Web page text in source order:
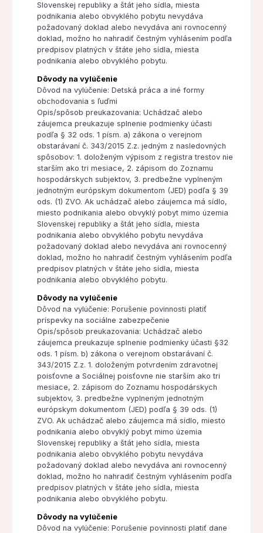
Slovenskej republiky a štát jeho sídla, miesta
podnikania alebo obvyklého pobytu nevydáva
požadovaný doklad alebo nevydáva ani rovnocenný
doklad, možno ho nahradiť čestným vyhlásením podľa
predpisov platných v štáte jeho sídla, miesta
podnikania alebo obvyklého pobytu.
Dôvody na vylúčenie
Dôvod na vylúčenie: Detská práca a iné formy
obchodovania s ľuďmi
Opis/spôsob preukazovania: Uchádzač alebo
záujemca preukazuje splnenie podmienky účasti
podľa § 32 ods. 1 písm. a) zákona o verejnom
obstarávaní č. 343/2015 Z.z. jedným z nasledovných
spôsobov: 1. doloženým výpisom z registra trestov nie
starším ako tri mesiace, 2. zápisom do Zoznamu
hospodárskych subjektov, 3. predbežne vyplneným
jednotným európskym dokumentom (JED) podľa § 39
ods. (1) ZVO. Ak uchádzač alebo záujemca má sídlo,
miesto podnikania alebo obvyklý pobyt mimo územia
Slovenskej republiky a štát jeho sídla, miesta
podnikania alebo obvyklého pobytu nevydáva
požadovaný doklad alebo nevydáva ani rovnocenný
doklad, možno ho nahradiť čestným vyhlásením podľa
predpisov platných v štáte jeho sídla, miesta
podnikania alebo obvyklého pobytu.
Dôvody na vylúčenie
Dôvod na vylúčenie: Porušenie povinnosti platiť
príspevky na sociálne zabezpečenie
Opis/spôsob preukazovania: Uchádzač alebo
záujemca preukazuje splnenie podmienky účasti §32
ods. 1 písm. b) zákona o verejnom obstarávaní č.
343/2015 Z.z. 1. doloženým potvrdením zdravotnej
poisťovne a Sociálnej poisťovne nie starším ako tri
mesiace, 2. zápisom do Zoznamu hospodárskych
subjektov, 3. predbežne vyplneným jednotným
európskym dokumentom (JED) podľa § 39 ods. (1)
ZVO. Ak uchádzač alebo záujemca má sídlo, miesto
podnikania alebo obvyklý pobyt mimo územia
Slovenskej republiky a štát jeho sídla, miesta
podnikania alebo obvyklého pobytu nevydáva
požadovaný doklad alebo nevydáva ani rovnocenný
doklad, možno ho nahradiť čestným vyhlásením podľa
predpisov platných v štáte jeho sídla, miesta
podnikania alebo obvyklého pobytu.
Dôvody na vylúčenie
Dôvod na vylúčenie: Porušenie povinnosti platiť dane